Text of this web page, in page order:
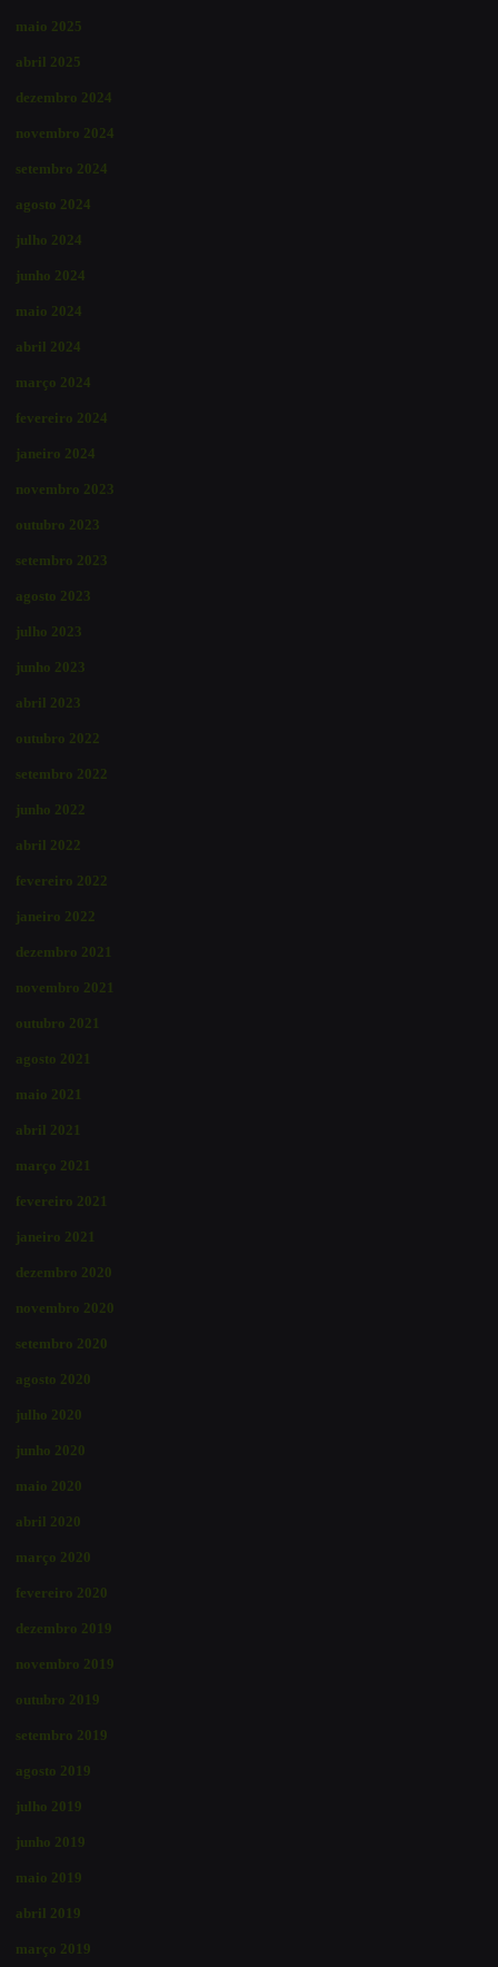
maio 2025
abril 2025
dezembro 2024
novembro 2024
setembro 2024
agosto 2024
julho 2024
junho 2024
maio 2024
abril 2024
março 2024
fevereiro 2024
janeiro 2024
novembro 2023
outubro 2023
setembro 2023
agosto 2023
julho 2023
junho 2023
abril 2023
outubro 2022
setembro 2022
junho 2022
abril 2022
fevereiro 2022
janeiro 2022
dezembro 2021
novembro 2021
outubro 2021
agosto 2021
maio 2021
abril 2021
março 2021
fevereiro 2021
janeiro 2021
dezembro 2020
novembro 2020
setembro 2020
agosto 2020
julho 2020
junho 2020
maio 2020
abril 2020
março 2020
fevereiro 2020
dezembro 2019
novembro 2019
outubro 2019
setembro 2019
agosto 2019
julho 2019
junho 2019
maio 2019
abril 2019
março 2019